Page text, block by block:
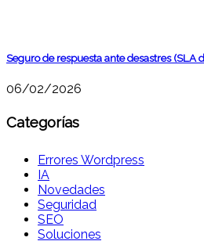
Seguro de respuesta ante desastres (SLA
06/02/2026
Categorías
Errores Wordpress
IA
Novedades
Seguridad
SEO
Soluciones